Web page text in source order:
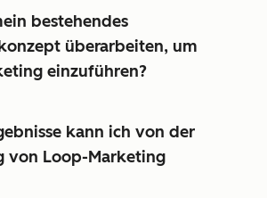
bestehendes
überarbeiten, um
einzuführen?
kann ich von der
von Loop-Marketing